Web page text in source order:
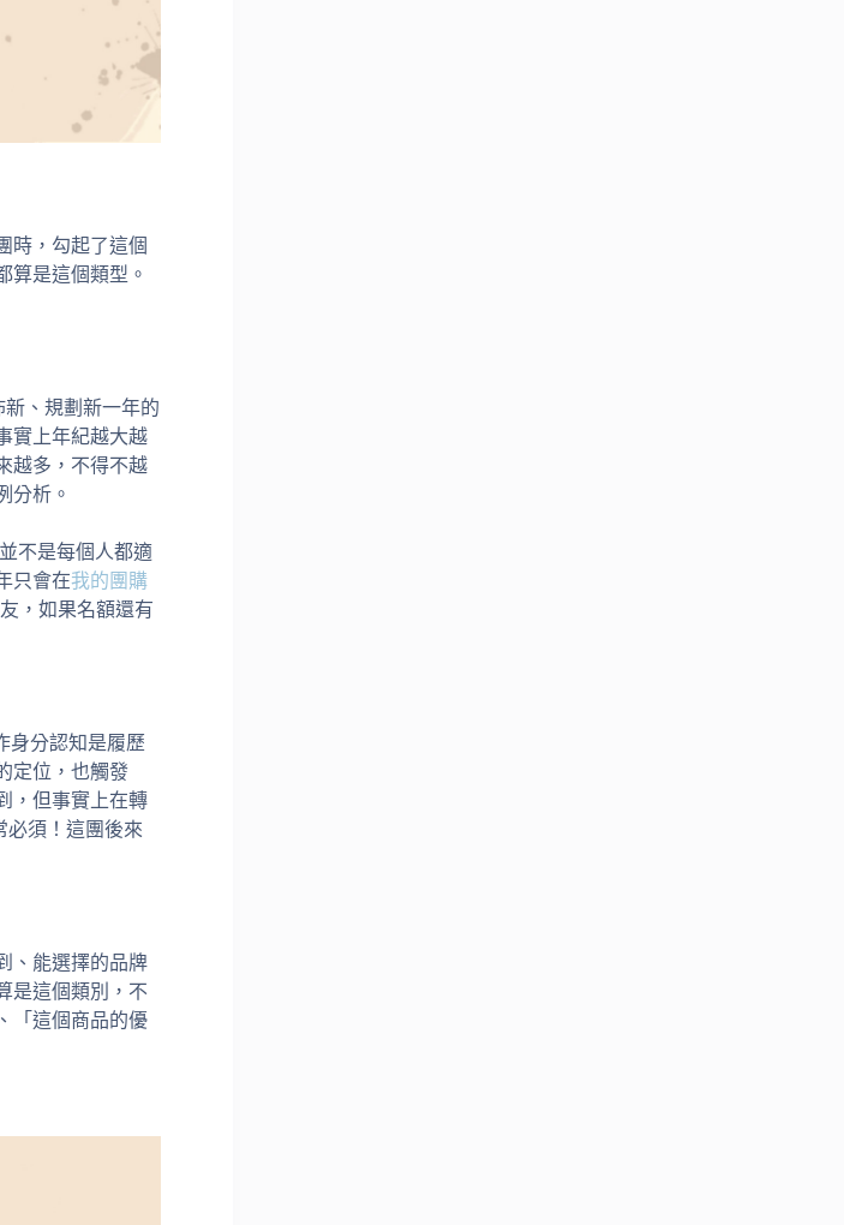
時，勾起了這個
算是這個類型。
、規劃新一年的
實上年紀越大越
越多，不得不越
分析。
不是每個人都適
只會在我的團購
，如果名額還有
身分認知是履歷
定位，也觸發
，但事實上在轉
必須！這團後來
、能選擇的品牌
是這個類別，不
「這個商品的優